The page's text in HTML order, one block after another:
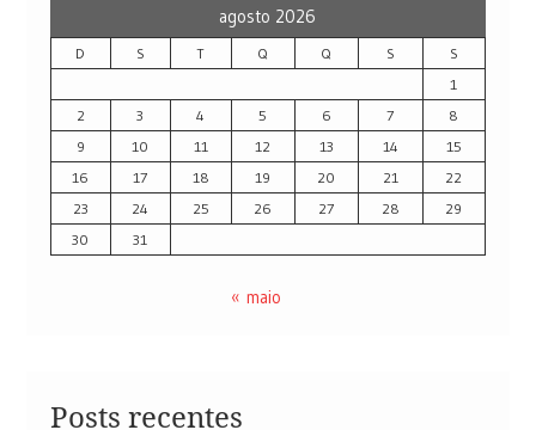
agosto 2026
D S T Q Q S
S
1
2
3 4 5 6 7
8
9
10 11 12 13 14
15
16
17 18 19 20 21
22
23
24 25 26 27 28
29
30
31
« maio
Posts recentes